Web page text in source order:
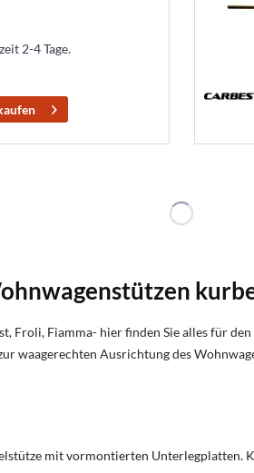
2-4 Tage.
Froli, Fiamma- hier finden Sie alles für
waagerechten Ausrichtung des
mit vormontierten Unterlegplatten.